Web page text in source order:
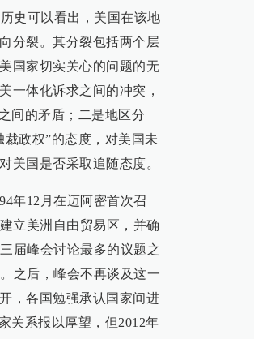
史可以看出，美国在该地
分裂。其分裂包括两个层
国家切实关心的问题的无
一体化诉求之间的冲突，
间的矛盾；二是地区分
政权”的态度，对美国未
美国是否采取追随态度。
年12月在迈阿密首次召
立美洲自由贸易区，并确
届峰会讨论最多的议题之
之后，峰会不再谈及这一
，各国勉强承认国家间进
关系报以厚望，但2012年